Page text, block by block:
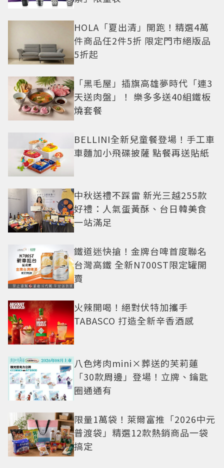
HOLA「夏出清」開跑！精選4萬
件商品任2件5折 限定門市絕版品
5折起
「黑毛屋」插旗高雄夢時代「連3
天送肉盤」！ 樂多多送40組鐵板
燒套餐
BELLINI全新兒童餐登場！手工車
車麵加小飛碟披薩 點餐再送貼紙
中秋送禮不踩雷 新光三越255款
好禮：人氣蛋黃酥、台日韓美食
一站滿足
鐵道迷快搶！金牌台啤首度聯名
台灣高鐵 全新N700ST限定罐開
賣
火辣開喝！絕對伏特加攜手
TABASCO 打造全新辛香酒感
八色烤肉mini×葬送的芙莉蓮
「30款周邊」登場！立牌、鑰匙
圈通通有
限量1萬袋！萊爾富推「2026中元
普渡袋」精選12款熱銷商品一袋
搞定